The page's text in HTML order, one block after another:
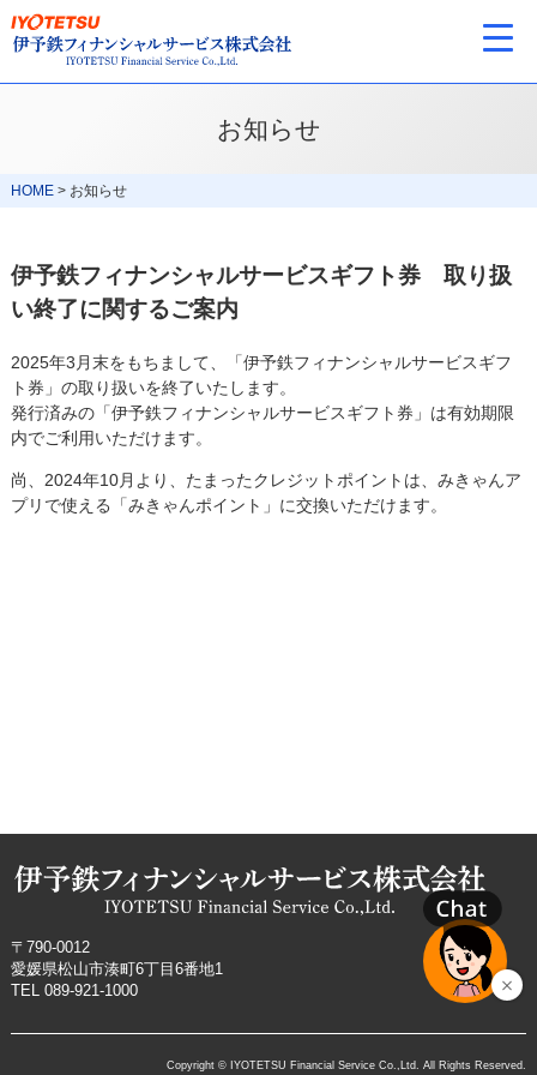
お知らせ
HOME> お知らせ
伊予鉄フィナンシャルサービスギフト券 取り扱
い終了に関するご案内
2025年3月末をもちまして、「伊予鉄フィナンシャルサービスギフ
ト券」の取り扱いを終了いたします。
発行済みの「伊予鉄フィナンシャルサービスギフト券」は有効期限
内でご利用いただけます。
尚、2024年10月より、たまったクレジットポイントは、みきゃんア
プリで使える「みきゃんポイント」に交換いただけます。
〒790-0012
愛媛県松山市湊町6丁目6番地1
TEL 089-921-1000
Copyright © IYOTETSU Financial Service Co.,Ltd. All Rights Reserved.